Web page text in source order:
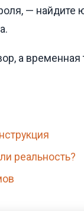
— найдите
а
реальность?